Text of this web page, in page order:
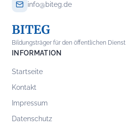
info@biteg.de
BITEG
Bildungsträger für den öffentlichen Dienst
INFORMATION
Startseite
Kontakt
Impressum
Datenschutz